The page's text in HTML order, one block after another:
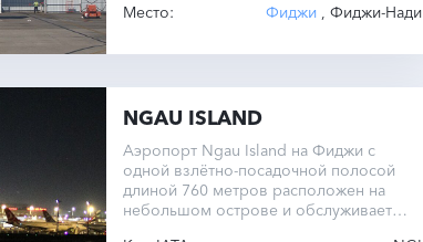
Место:
Фиджи , Фиджи-Нади
NGAU ISLAND
Аэропорт Ngau Island на Фиджи с
одной взлётно-посадочной полосой
длиной 760 метров расположен на
небольшом острове и обслуживает